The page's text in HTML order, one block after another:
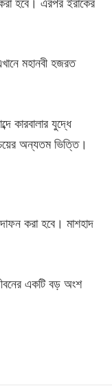
হবে। এরপর ইরাকের
মহানবী হজরত
কারবালার যুদ্ধে
অন্যতম ভিত্তি।
করা হবে। মাশহাদ
একটি বড় অংশ